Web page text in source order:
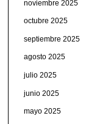
noviembre 2025
octubre 2025
septiembre 2025
agosto 2025
julio 2025
junio 2025
mayo 2025